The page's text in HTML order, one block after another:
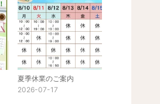
夏季休業のご案内
2026-07-17